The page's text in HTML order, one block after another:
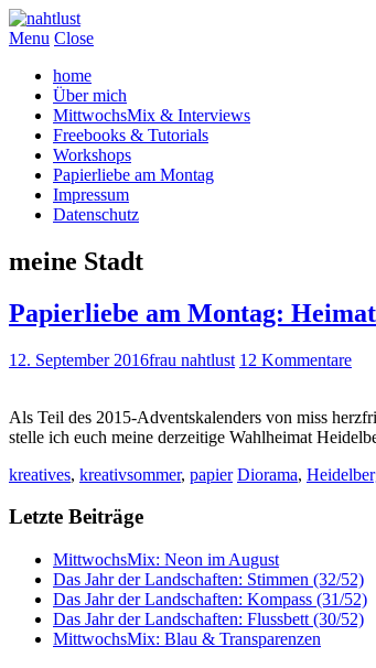
Menu Close
home
Über mich
MittwochsMix & Interviews
Freebooks & Tutorials
Workshops
Papierliebe am Montag
Impressum
Datenschutz
meine Stadt
Papierliebe am Montag:
12. September 2016frau nahtlust 12 Kommentare
Als Teil des 2015-Adventskalenders von miss
stelle ich euch meine derzeitige Wahlheimat
kreatives, kreativsommer, papier Diorama,
Letzte Beiträge
MittwochsMix: Neon im August
Das Jahr der Landschaften: Stimmen (32/52)
Das Jahr der Landschaften: Kompass (31/52)
Das Jahr der Landschaften: Flussbett (30/52)
MittwochsMix: Blau & Transparenzen